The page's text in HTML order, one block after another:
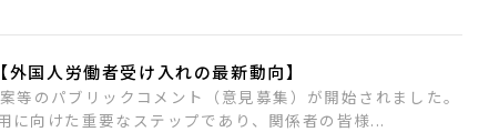
国人労働者受け入れの最新動向】
のパブリックコメント（意見募集）が開始されました。
向けた重要なステップであり、関係者の皆様...